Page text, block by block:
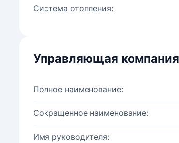
Система отопления:
Управляющая компания
Полное наименование:
Сокращенное наименование:
Имя руководителя: